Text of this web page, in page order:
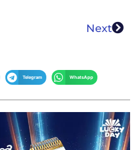
Next
Telegram WhatsApp